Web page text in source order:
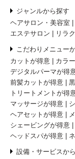
ジャンルから探す
ヘアサロン・美容室
エステサロン
リラ
こだわりメニュー
カットが得意
カラ
デジタルパーマが得
前髪カットが得意
トリートメントが得
マッサージが得意
ヘアセットが得意
シェービングが得意
ヘッドスパが得意
設備・サービスか